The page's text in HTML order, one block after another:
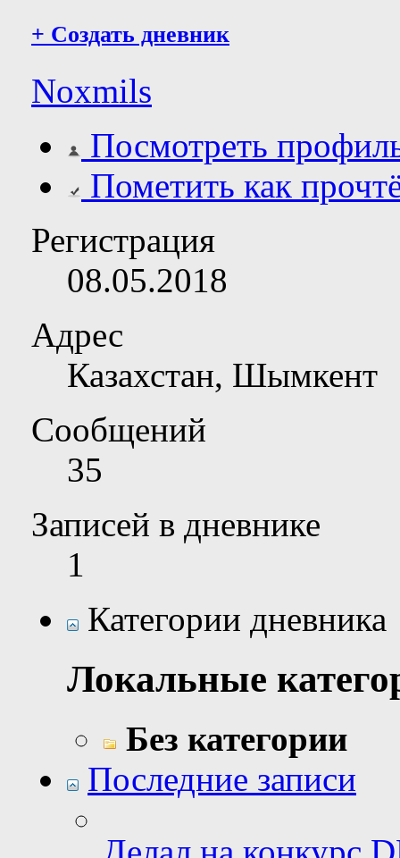
+ Создать дневник
Noxmils
Посмотреть
Пометить как
Регистрация
08.05.2018
Адрес
Казахстан, Шымкент
Сообщений
35
Записей в дневнике
1
Категории дневника
Локальные
Без категории
Последние записи